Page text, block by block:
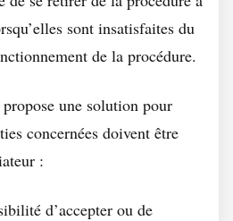
sont insatisfaites du
de la procédure.
une solution pour
concernées doivent être
:
d’accepter ou de